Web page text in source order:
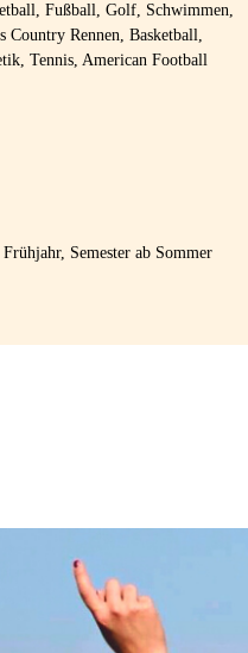
Fußball, Golf, Schwimmen,
Country Rennen, Basketball,
Tennis, American Football
Semester ab Sommer